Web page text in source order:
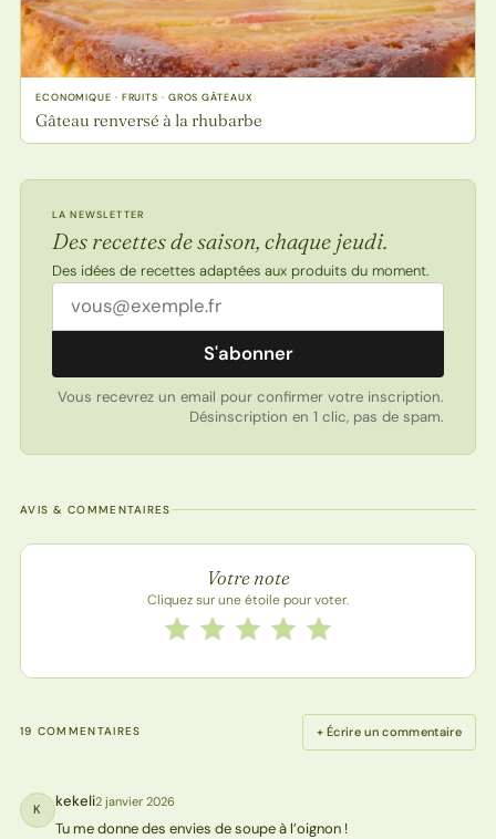
ECONOMIQUE · FRUITS · GROS GÂTEAUX
Gâteau renversé à la rhubarbe
LA NEWSLETTER
Des recettes de saison, chaque jeudi.
Des idées de recettes adaptées aux produits du moment.
Adresse email
S'abonner
Vous recevrez un email pour confirmer votre inscription.
Désinscription en 1 clic, pas de spam.
AVIS & COMMENTAIRES
Note de la recette
Votre note
Cliquez sur une étoile pour voter.
Notez cette recette de 1 à 5 étoiles
5 étoiles
4 étoiles
3 étoiles
2 étoiles
1 étoile
19 COMMENTAIRES + Écrire un commentaire
K kekeli2 janvier 2026
Tu me donne des envies de soupe à l’oignon !